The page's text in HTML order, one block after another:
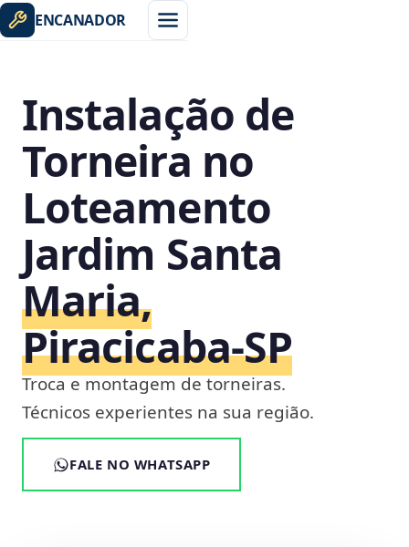
ENCANADOR
Instalação de
Torneira no
Loteamento
Jardim Santa
Maria,
Piracicaba‑SP
Troca e montagem de torneiras.
Técnicos experientes na sua região.
FALE NO WHATSAPP